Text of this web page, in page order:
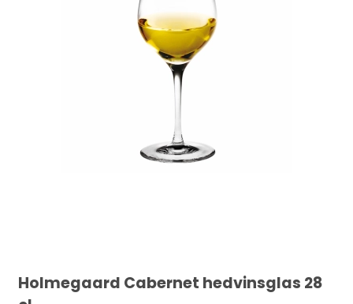
Holmegaard Cabernet hedvinsglas 28